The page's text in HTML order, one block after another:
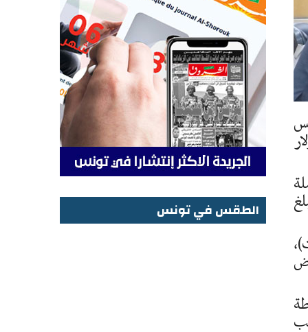
مليون دولار
لتبلغ الطقس في تونس